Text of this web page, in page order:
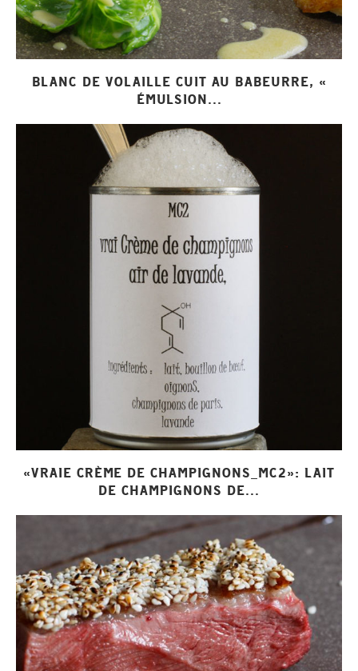
BLANC DE VOLAILLE CUIT AU BABEURRE, «
ÉMULSION...
«VRAIE CRÈME DE CHAMPIGNONS_MC2»: LAIT
DE CHAMPIGNONS DE...